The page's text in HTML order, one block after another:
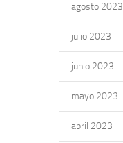
agosto 2023
julio 2023
junio 2023
mayo 2023
abril 2023